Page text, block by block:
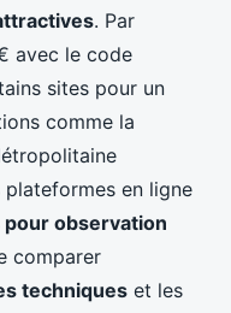
. Par
avec le code
sites pour un
comme la
en ligne
pour observation
comparer
techniques et les